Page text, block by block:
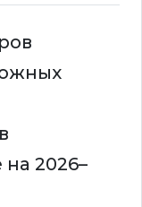
2026–